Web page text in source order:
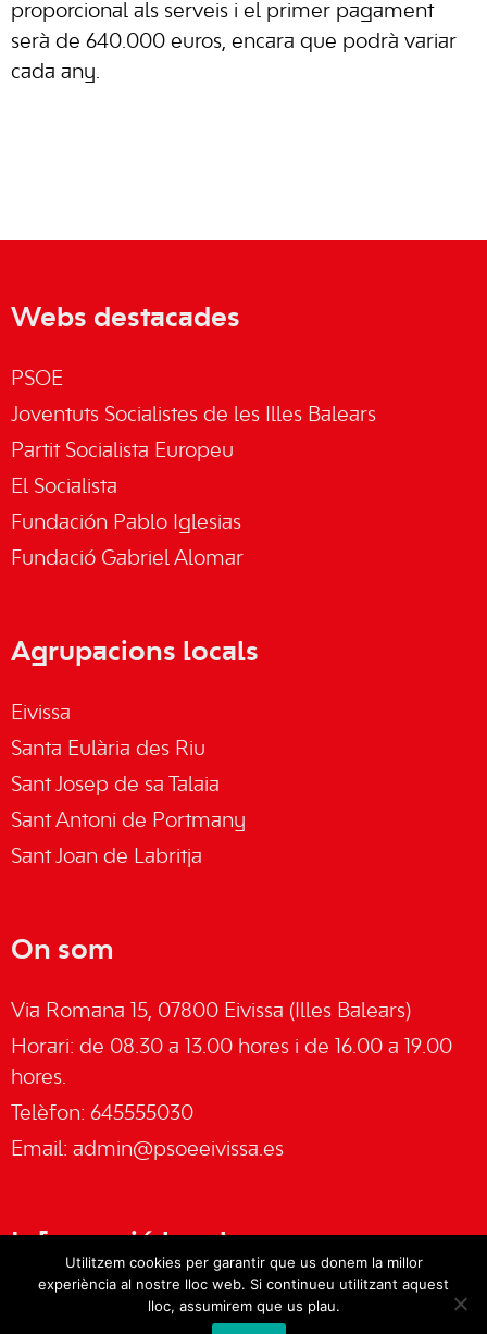
proporcional als serveis i el primer pagament
serà de 640.000 euros, encara que podrà variar
cada any.
Webs destacades
PSOE
Joventuts Socialistes de les Illes Balears
Partit Socialista Europeu
El Socialista
Fundación Pablo Iglesias
Fundació Gabriel Alomar
Agrupacions locals
Eivissa
Santa Eulària des Riu
Sant Josep de sa Talaia
Sant Antoni de Portmany
Sant Joan de Labritja
On som
Via Romana 15, 07800 Eivissa (Illes Balears)
Horari: de 08.30 a 13.00 hores i de 16.00 a 19.00
hores.
Telèfon: 645555030
Email: admin@psoeeivissa.es
Informació legal
Utilitzem cookies per garantir que us donem la millor
experiència al nostre lloc web. Si continueu utilitzant aquest
lloc, assumirem que us plau.